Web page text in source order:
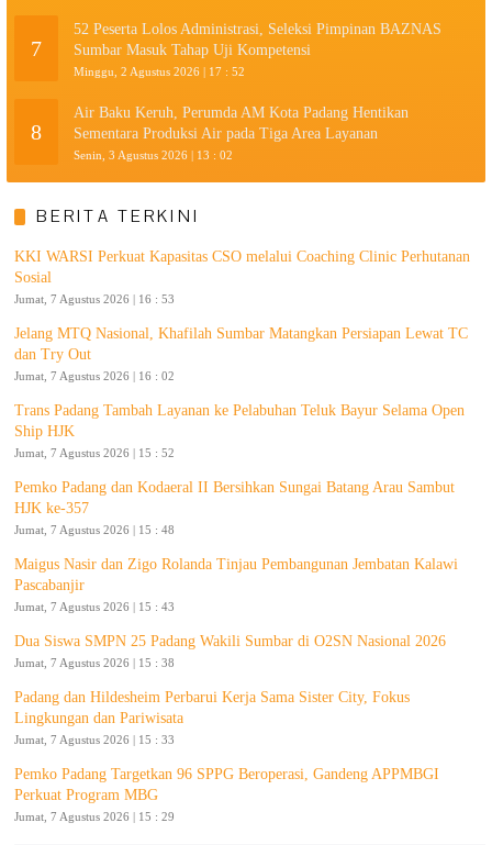
7
52 Peserta Lolos Administrasi, Seleksi Pimpinan BAZNAS
Sumbar Masuk Tahap Uji Kompetensi
Minggu, 2 Agustus 2026 | 17 : 52
8
Air Baku Keruh, Perumda AM Kota Padang Hentikan
Sementara Produksi Air pada Tiga Area Layanan
Senin, 3 Agustus 2026 | 13 : 02
BERITA TERKINI
KKI WARSI Perkuat Kapasitas CSO melalui Coaching Clinic Perhutanan
Sosial
Jumat, 7 Agustus 2026 | 16 : 53
Jelang MTQ Nasional, Khafilah Sumbar Matangkan Persiapan Lewat TC
dan Try Out
Jumat, 7 Agustus 2026 | 16 : 02
Trans Padang Tambah Layanan ke Pelabuhan Teluk Bayur Selama Open
Ship HJK
Jumat, 7 Agustus 2026 | 15 : 52
Pemko Padang dan Kodaeral II Bersihkan Sungai Batang Arau Sambut
HJK ke-357
Jumat, 7 Agustus 2026 | 15 : 48
Maigus Nasir dan Zigo Rolanda Tinjau Pembangunan Jembatan Kalawi
Pascabanjir
Jumat, 7 Agustus 2026 | 15 : 43
Dua Siswa SMPN 25 Padang Wakili Sumbar di O2SN Nasional 2026
Jumat, 7 Agustus 2026 | 15 : 38
Padang dan Hildesheim Perbarui Kerja Sama Sister City, Fokus
Lingkungan dan Pariwisata
Jumat, 7 Agustus 2026 | 15 : 33
Pemko Padang Targetkan 96 SPPG Beroperasi, Gandeng APPMBGI
Perkuat Program MBG
Jumat, 7 Agustus 2026 | 15 : 29